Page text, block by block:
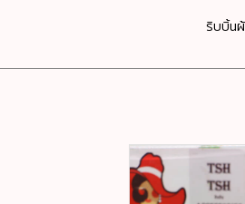
ริบบิ้นผ้